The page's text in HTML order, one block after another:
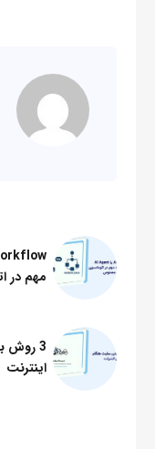
مهم در
3 روش
اینترنت